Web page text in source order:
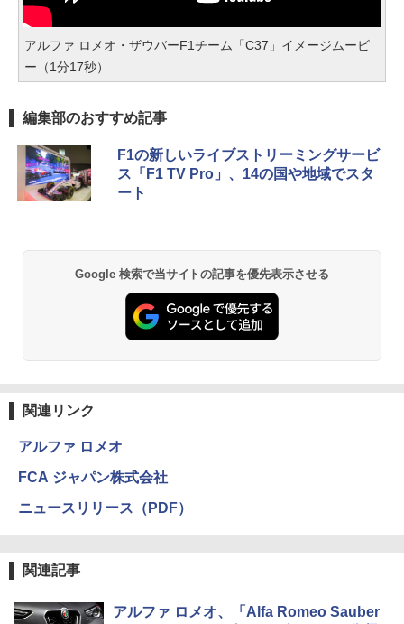
アルファ ロメオ・ザウバーF1チーム「C37」イメージムービ
ー（1分17秒）
編集部のおすすめ記事
F1の新しいライブストリーミングサービ
ス「F1 TV Pro」、14の国や地域でスタ
ート
Google 検索で当サイトの記事を優先表示させる
関連リンク
アルファ ロメオ
FCA ジャパン株式会社
ニュースリリース（PDF）
関連記事
アルファ ロメオ、「Alfa Romeo Sauber